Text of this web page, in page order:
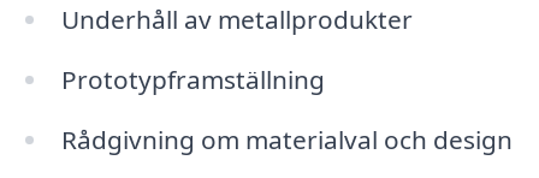
Underhåll av metallprodukter
Prototypframställning
Rådgivning om materialval och design